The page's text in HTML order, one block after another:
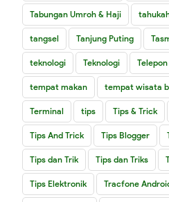
Tabungan Umroh & Haji
tangsel Tanjung Puting
teknologi Teknologi Telepon
tempat makan tempat wisata
Terminal tips Tips & Trick
Tips And Trick Tips Blogger
Tips dan Trik Tips dan Triks
Tips Elektronik Tracfone